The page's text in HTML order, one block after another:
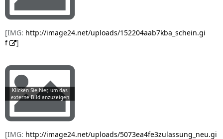
[IMG: http://image24.net/uploads/152204aab7kba_schein.gi
f
]
[IMG: http://image24.net/uploads/5073ea4fe3zulassung_neu.gi